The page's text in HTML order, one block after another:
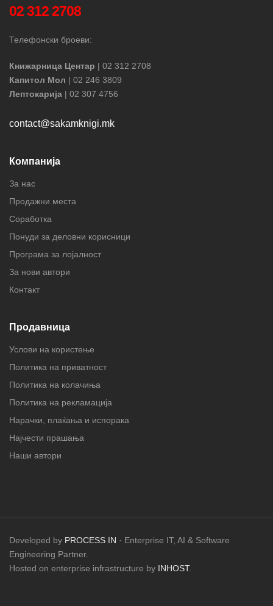
02 312 2708
Телефонски броеви:
Книжарница Центар | 02 312 2708
Капитол Мол | 02 246 3809
Лептокарија | 02 307 4756
contact@sakamknigi.mk
Компанија
За нас
Продажни места
Соработка
Понуди за деловни корисници
Програма за лојалност
За нови автори
Контакт
Продавница
Услови на користење
Политика на приватност
Политика на колачиња
Политика на рекламација
Нарачки, плаќања и испорака
Најчести прашања
Наши автори
Developed by PROCESS IN · Enterprise IT, AI & Software
Engineering Partner.
Hosted on enterprise infrastructure by INHOST.